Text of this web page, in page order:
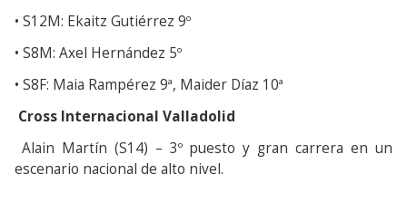
• S12M: Ekaitz Gutiérrez 9º
• S8M: Axel Hernández 5º
• S8F: Maia Rampérez 9ª, Maider Díaz 10ª
Cross Internacional Valladolid
Alain Martín (S14) – 3º puesto y gran carrera en un
escenario nacional de alto nivel.